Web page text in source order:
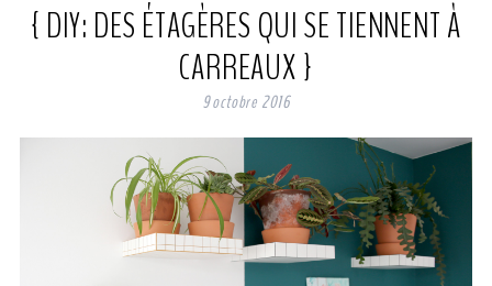
{ DIY: DES ÉTAGÈRES QUI SE TIENNENT À
CARREAUX }
9 octobre 2016